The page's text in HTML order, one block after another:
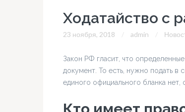
Ходатайство с
23 ноября, 2018 admin
Закон РФ гласит, что
документ. То есть, нужно подать в
единого официального бланка